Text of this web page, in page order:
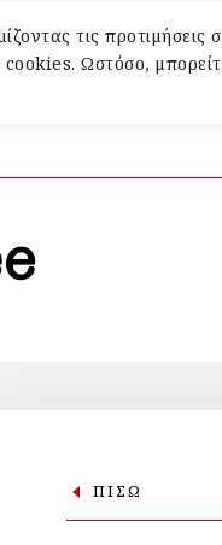
τις προτιμήσεις
Ωστόσο,
ΠΙΣΩ